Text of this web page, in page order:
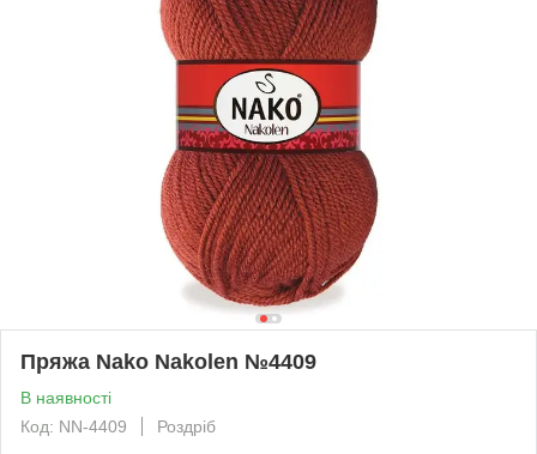
Пряжа Nako Nakolen №4409
В наявності
Код: NN-4409
Роздріб